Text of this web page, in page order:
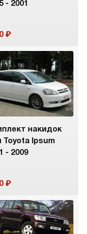
- 2001
накидок
Toyota Ipsum
- 2009